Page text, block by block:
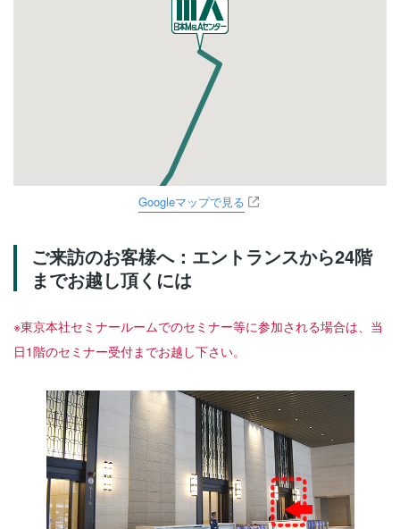
Googleマップで見る
ご来訪のお客様へ：エントランスから24階
までお越し頂くには
※東京本社セミナールームでのセミナー等に参加される場合は、当
日1階のセミナー受付までお越し下さい。